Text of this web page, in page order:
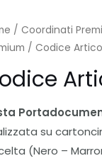
/ Coordinati
/ Codice
su
(Nero –